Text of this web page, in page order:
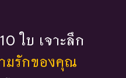
ใบ เจาะลึก
มรักของคุณ